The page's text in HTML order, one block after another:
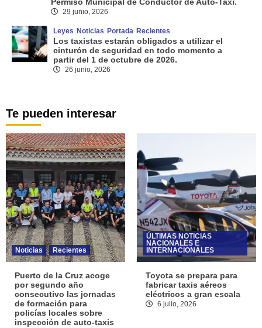
Permiso Municipal de Conductor de Auto-Taxi.
29 junio, 2026
Leyes Noticias Portada Recientes
Los taxistas estarán obligados a utilizar el
cinturón de seguridad en todo momento a
partir del 1 de octubre de 2026.
26 junio, 2026
Te pueden interesar
Noticias Recientes
Puerto de la Cruz acoge
por segundo año
consecutivo las jornadas
de formación para
policías locales sobre
inspección de auto-taxis
ÚLTIMAS NOTICIAS
NACIONALES E
INTERNACIONALES
Toyota se prepara para
fabricar taxis aéreos
eléctricos a gran escala
6 julio, 2026